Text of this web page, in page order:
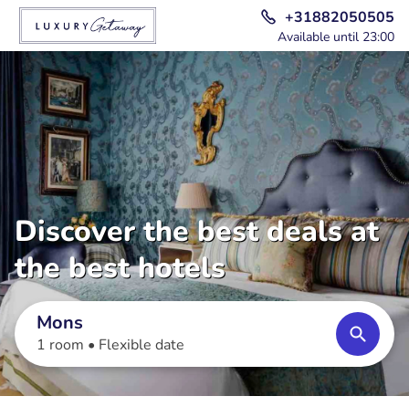
+31882050505
Available until 23:00
Discover the best deals at
the best hotels
Mons
1 room • Flexible date